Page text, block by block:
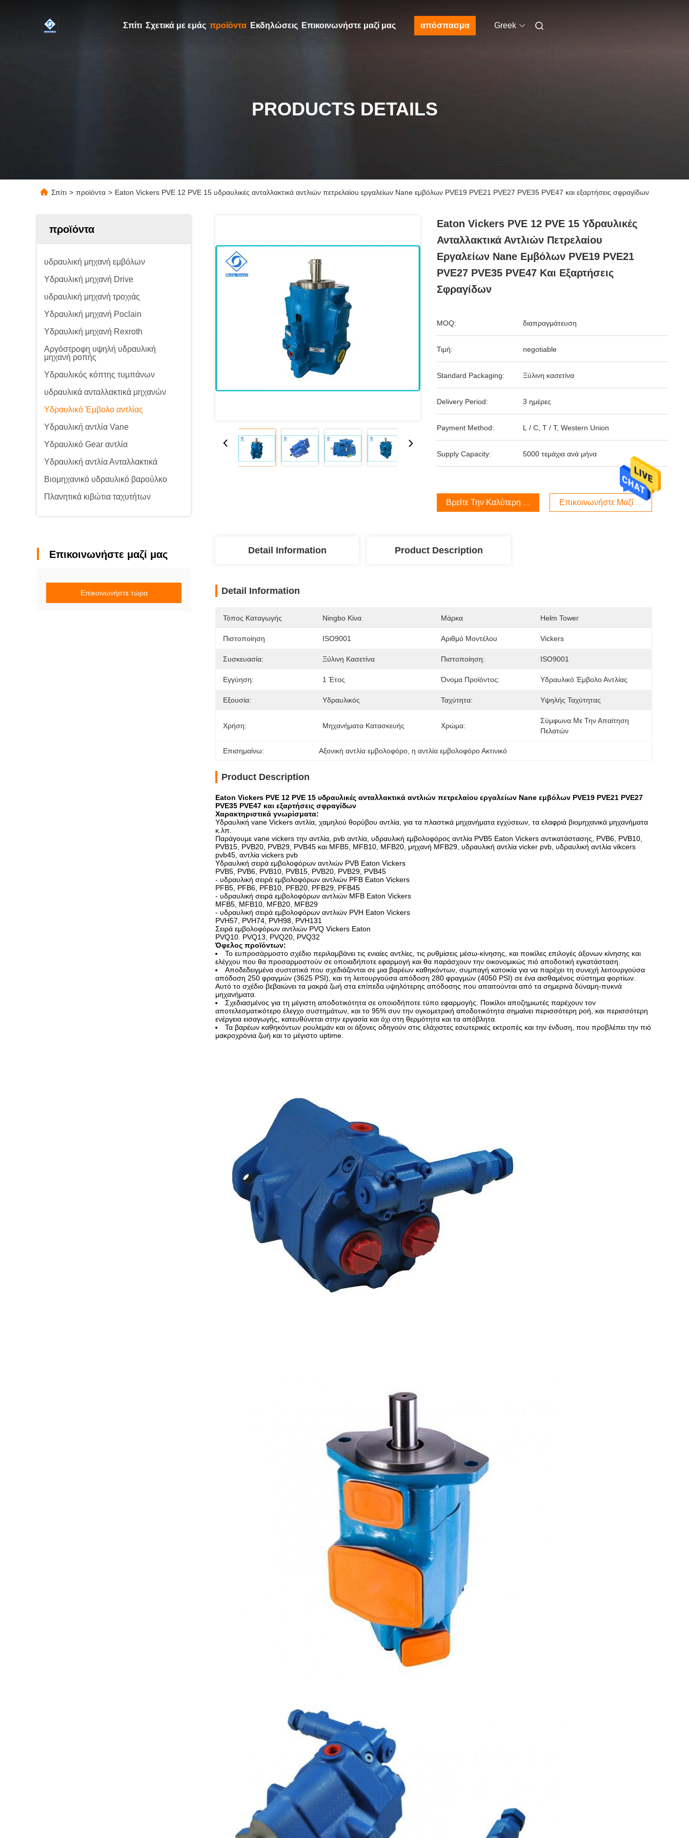
Σπίτι Σχετικά με εμάς προϊόντα Εκδηλώσεις Επικοινωνήστε μαζί μας απόσπασμα Greek
PRODUCTS DETAILS
Σπίτι > προϊόντα > Eaton Vickers PVE 12 PVE 15 υδραυλικές ανταλλακτικά αντλιών πετρελαίου εργαλείων Nane εμβόλων PVE19 PVE21 PVE27 PVE35 PVE47 και εξαρτήσεις σφραγίδων
προϊόντα
υδραυλική μηχανή εμβόλων
Υδραυλική μηχανή Drive
υδραυλική μηχανή τροχιάς
Υδραυλική μηχανή Poclain
Υδραυλική μηχανή Rexroth
Αργόστροφη υψηλή υδραυλική
μηχανή ροπής
Υδραυλικός κόπτης τυμπάνων
υδραυλικά ανταλλακτικά μηχανών
Υδραυλικό Έμβολο αντλίας
Υδραυλική αντλία Vane
Υδραυλικό Gear αντλία
Υδραυλική αντλία Ανταλλακτικά
Βιομηχανικό υδραυλικό βαρούλκο
Πλανητικά κιβώτια ταχυτήτων
Επικοινωνήστε μαζί μας
Επικοινωνήστε τώρα
Eaton Vickers PVE 12 PVE 15 Υδραυλικές
Ανταλλακτικά Αντλιών Πετρελαίου
Εργαλείων Nane Εμβόλων PVE19 PVE21
PVE27 PVE35 PVE47 Και Εξαρτήσεις
Σφραγίδων
MOQ: διαπραγμάτευση
Τιμή: negotiable
Standard Packaging: Ξύλινη κασετίνα
Delivery Period: 3 ημέρες
Payment Method: L / C, T / T, Western Union
Supply Capacity: 5000 τεμάχια ανά μήνα
Βρείτε Την Καλύτερη Τιμή Επικοινωνήστε Μαζί Μας
Detail Information Product Description
Detail Information
Τόπος Καταγωγής Ningbo Κίνα Μάρκα Helm Tower
Πιστοποίηση ISO9001 Αριθμό Μοντέλου Vickers
Συσκευασία: Ξύλινη Κασετίνα Πιστοποίηση: ISO9001
Εγγύηση: 1 Έτος Όνομα Προϊόντος: Υδραυλικό Έμβολο Αντλίας
Εξουσία: Υδραυλικός Ταχύτητα: Υψηλής Ταχύτητας
Χρήση: Μηχανήματα Κατασκευής Χρώμα:
Σύμφωνα Με Την Απαίτηση
Πελατών
Επισημαίνω: Αξονική αντλία εμβολοφόρο , η αντλία εμβολοφόρο Ακτινικό
Product Description
Eaton Vickers PVE 12 PVE 15 υδραυλικές ανταλλακτικά αντλιών πετρελαίου εργαλείων Nane εμβόλων PVE19 PVE21 PVE27
PVE35 PVE47 και εξαρτήσεις σφραγίδων
Χαρακτηριστικά γνωρίσματα:
Υδραυλική vane Vickers αντλία, χαμηλού θορύβου αντλία, για τα πλαστικά μηχανήματα εγχύσεων, τα ελαφριά βιομηχανικά μηχανήματα
κ.λπ.
Παράγουμε vane vickers την αντλία, pvb αντλία, υδραυλική εμβολοφόρος αντλία PVB5 Eaton Vickers αντικατάστασης, PVB6, PVB10,
PVB15, PVB20, PVB29, PVB45 και MFB5, MFB10, MFB20, μηχανή MFB29, υδραυλική αντλία vicker pvb, υδραυλική αντλία vikcers
pvb45, αντλία vickers pvb
Υδραυλική σειρά εμβολοφόρων αντλιών PVB Eaton Vickers
PVB5, PVB6, PVB10, PVB15, PVB20, PVB29, PVB45
- υδραυλική σειρά εμβολοφόρων αντλιών PFB Eaton Vickers
PFB5, PFB6, PFB10, PFB20, PFB29, PFB45
- υδραυλική σειρά εμβολοφόρων αντλιών MFB Eaton Vickers
MFB5, MFB10, MFB20, MFB29
- υδραυλική σειρά εμβολοφόρων αντλιών PVH Eaton Vickers
PVH57, PVH74, PVH98, PVH131
Σειρά εμβολοφόρων αντλιών PVQ Vickers Eaton
PVQ10. PVQ13, PVQ20, PVQ32
Όφελος προϊόντων:
Το ευπροσάρμοστο σχέδιο περιλαμβάνει τις ενιαίες αντλίες, τις ρυθμίσεις μέσω-κίνησης, και ποικίλες επιλογές άξονων κίνησης και
ελέγχου που θα προσαρμοστούν σε οποιαδήποτε εφαρμογή και θα παράσχουν την οικονομικώς πιό αποδοτική εγκατάσταση.
Αποδεδειγμένα συστατικά που σχεδιάζονται σε μια βαρέων καθηκόντων, συμπαγή κατοικία για να παρέχει τη συνεχή λειτουργούσα
απόδοση 250 φραγμών (3625 PSI), και τη λειτουργούσα απόδοση 280 φραγμών (4050 PSI) σε ένα αισθαμένος σύστημα φορτίων.
Αυτό το σχέδιο βεβαιώνει τα μακρά ζωή στα επίπεδα υψηλότερης απόδοσης που απαιτούνται από τα σημερινά δύναμη-πυκνά
μηχανήματα.
Σχεδιασμένος για τη μέγιστη αποδοτικότητα σε οποιοδήποτε τύπο εφαρμογής. Ποικίλοι αποζημιωτές παρέχουν τον
αποτελεσματικότερο έλεγχο συστημάτων, και το 95% συν την ογκομετρική αποδοτικότητα σημαίνει περισσότερη ροή, και περισσότερη
ενέργεια εισαγωγής, κατευθύνεται στην εργασία και όχι στη θερμότητα και τα απόβλητα.
Τα βαρέων καθηκόντων ρουλεμάν και οι άξονες οδηγούν στις ελάχιστες εσωτερικές εκτροπές και την ένδυση, που προβλέπει την πιό
μακροχρόνια ζωή και το μέγιστο uptime.